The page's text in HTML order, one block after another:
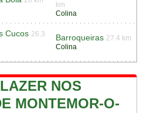
km
Colina
Cucos 26.3
Barroqueiras 27.4 km
Colina
NOS
MONTEMOR-O-